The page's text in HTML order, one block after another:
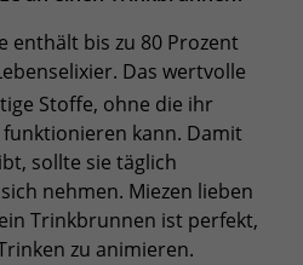
enthält bis zu 80 Prozent
Das wertvolle
Stoffe, ohne die ihr
kann. Damit
sollte sie täglich
nehmen. Miezen lieben
Trinkbrunnen ist perfekt,
zu animieren.